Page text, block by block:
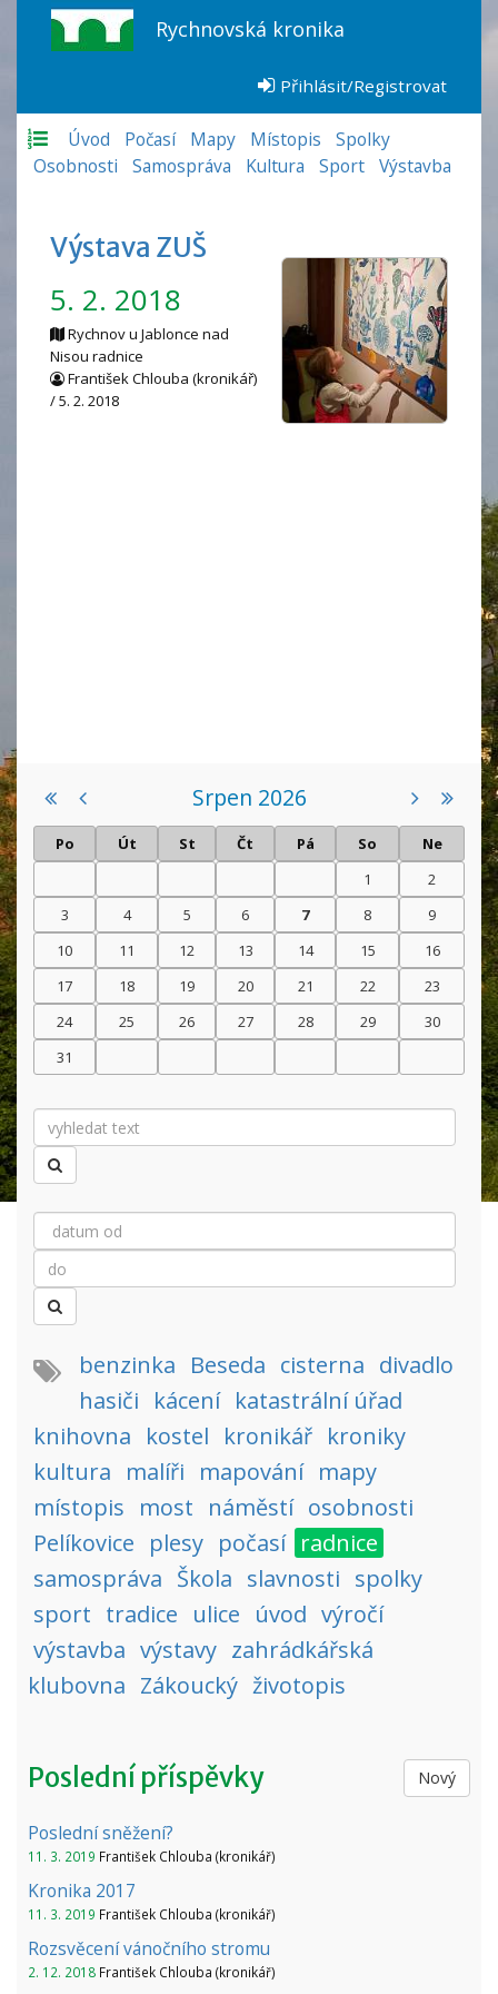
Rychnovská kronika
Přihlásit/Registrovat
Úvod Počasí Mapy Místopis
Spolky
Osobnosti
Samospráva Kultura Sport Výstavba
Výstava ZUŠ
5. 2. 2018
Rychnov u Jablonce nad
Nisou radnice
František Chlouba (kronikář)
/ 5. 2. 2018
Srpen 2026
Po Út St Čt Pá So
Ne
1
2
3
4 5 6 7 8
9
10
11 12 13 14 15
16
17
18 19 20 21 22
23
24
25 26 27 28 29
30
31
benzinka Beseda cisterna divadlo
hasiči kácení katastrální úřad
knihovna kostel kronikář kroniky
kultura malíři mapování mapy
místopis most náměstí osobnosti
Pelíkovice plesy počasí radnice
samospráva Škola slavnosti spolky
sport tradice ulice úvod výročí
výstavba výstavy zahrádkářská
klubovna Zákoucký životopis
Nový
Poslední příspěvky
Poslední sněžení?
11. 3. 2019 František Chlouba (kronikář)
Kronika 2017
11. 3. 2019 František Chlouba (kronikář)
Rozsvěcení vánočního stromu
2. 12. 2018 František Chlouba (kronikář)